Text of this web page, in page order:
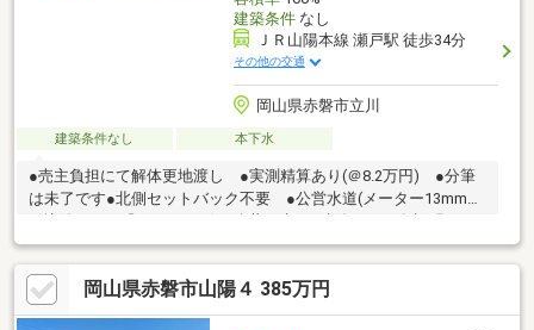
建築条件なし
ＪＲ山陽本線 瀬戸駅 徒歩34分
その他の交通
岡山県赤磐市立川
建築条件なし 本下水
●売主負担にて解体更地渡し ●実測精算あり(＠8.2万円) ●分筆
は未了です●北側セットバック不要 ●公営水道(メーター13mm、
する(買主負担、発注先指定あり)●敷地内にある電柱・支線は売主
負担にて敷地外へ移設予定 ●再利用が難しい井戸あり お祓い
は売主にて対応●敷地内にカーブミラーあり
岡山県赤磐市山陽４ 385万円